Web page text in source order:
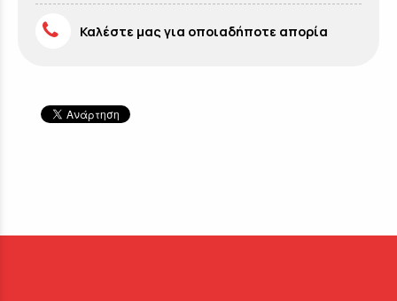
Καλέστε μας για οποιαδήποτε απορία